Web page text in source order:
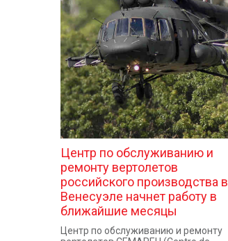
Центр по обслуживанию и
ремонту вертолетов
российского производства в
Венесуэле начнет работу в
ближайшие месяцы
Центр по обслуживанию и ремонту